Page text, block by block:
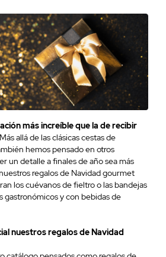
más increíble que la de recibir
Más allá de las clásicascestas de
hemos pensado en otros
un detalle a finales de año sea más
regalos de Navidad gourmet
los cuévanos de fieltro o las bandejas
gastronómicos y con bebidas de
nuestros regalos de Navidad